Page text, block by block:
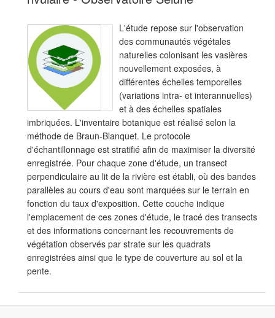
L'étude repose sur l'observation
des communautés végétales
naturelles colonisant les vasières
nouvellement exposées, à
différentes échelles temporelles
(variations intra- et interannuelles)
et à des échelles spatiales
imbriquées. L'inventaire botanique est réalisé selon la
méthode de Braun-Blanquet. Le protocole
d'échantillonnage est stratifié afin de maximiser la diversité
enregistrée. Pour chaque zone d'étude, un transect
perpendiculaire au lit de la rivière est établi, où des bandes
parallèles au cours d'eau sont marquées sur le terrain en
fonction du taux d'exposition. Cette couche indique
l'emplacement de ces zones d'étude, le tracé des transects
et des informations concernant les recouvrements de
végétation observés par strate sur les quadrats
enregistrées ainsi que le type de couverture au sol et la
pente.